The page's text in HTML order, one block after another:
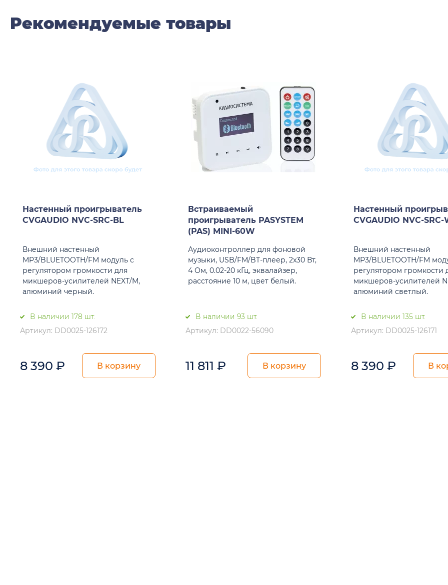
Рекомендуемые товары
Настенный проигрыватель
CVGAUDIO NVC-SRC-BL
Внешний настенный
MP3/BLUETOOTH/FM модуль с
регулятором громкости для
микшеров-усилителей NEXT/M,
алюминий черный.
В наличии 178 шт.
Артикул: DD0025-126172
8 390 ₽ В корзину
Встраиваемый
проигрыватель PASYSTEM
(PAS) MINI-60W
Аудиоконтроллер для фоновой
музыки, USB/FM/BT-плеер, 2x30 Вт,
4 Ом, 0.02-20 кГц, эквалайзер,
расстояние 10 м, цвет белый.
В наличии 93 шт.
Артикул: DD0022-56090
11 811 ₽ В корзину
Настенный
CVGAUDIO NVC-SRC-
Внешний настенный
MP3/BLUETOOTH/FM
регулятором громкости
микшеров-усилителей
алюминий светлый.
В наличии 135 шт.
Артикул: DD0025-126171
8 390 ₽ В